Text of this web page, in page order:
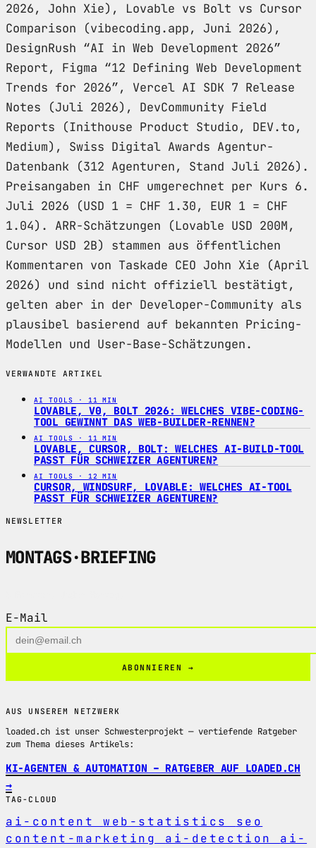
2026, John Xie), Lovable vs Bolt vs Cursor
Comparison (vibecoding.app, Juni 2026),
DesignRush “AI in Web Development 2026”
Report, Figma “12 Defining Web Development
Trends for 2026”, Vercel AI SDK 7 Release
Notes (Juli 2026), DevCommunity Field
Reports (Inithouse Product Studio, DEV.to,
Medium), Swiss Digital Awards Agentur-
Datenbank (312 Agenturen, Stand Juli 2026).
Preisangaben in CHF umgerechnet per Kurs 6.
Juli 2026 (USD 1 = CHF 1.30, EUR 1 = CHF
1.04). ARR-Schätzungen (Lovable USD 200M,
Cursor USD 2B) stammen aus öffentlichen
Kommentaren von Taskade CEO John Xie (April
2026) und sind nicht offiziell bestätigt,
gelten aber in der Developer-Community als
plausibel basierend auf bekannten Pricing-
Modellen und User-Base-Schätzungen.
VERWANDTE ARTIKEL
AI TOOLS · 11 MIN
LOVABLE, V0, BOLT 2026: WELCHES VIBE-CODING-
TOOL GEWINNT DAS WEB-BUILDER-RENNEN?
AI TOOLS · 11 MIN
LOVABLE, CURSOR, BOLT: WELCHES AI-BUILD-TOOL
PASST FÜR SCHWEIZER AGENTUREN?
AI TOOLS · 12 MIN
CURSOR, WINDSURF, LOVABLE: WELCHES AI-TOOL
PASST FÜR SCHWEIZER AGENTUREN?
NEWSLETTER
MONTAGS·BRIEFING
E-Mail
ABONNIEREN →
AUS UNSEREM NETZWERK
loaded.ch ist unser Schwesterprojekt — vertiefende Ratgeber
zum Thema dieses Artikels:
KI-AGENTEN & AUTOMATION – RATGEBER AUF LOADED.CH
→
TAG-CLOUD
ai-contentweb-statistics seo
content-marketing ai-detection ai-